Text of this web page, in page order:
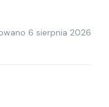
6 sierpnia 2026